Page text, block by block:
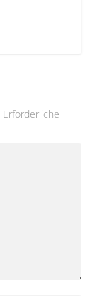
Erforderliche